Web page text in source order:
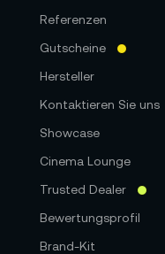
Referenzen
Gutscheine
Hersteller
Kontaktieren Sie uns
Showcase
Cinema Lounge
Trusted Dealer
Bewertungsprofil
Brand-Kit